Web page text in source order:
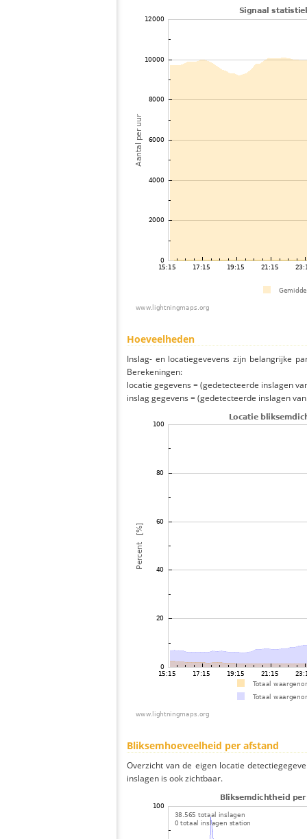
Hoeveelheden
Inslag- en locatiegevevens zijn belangrijke
Berekeningen:
locatie gegevens = (gedetecteerde inslagen
inslag gegevens = (gedetecteerde inslagen
Bliksemhoeveelheid per afstand
Overzicht van de eigen locatie
inslagen is ook zichtbaar.